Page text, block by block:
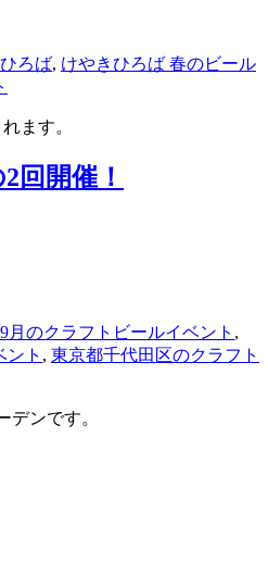
ろば, けやきひろば 春のビール
ます。
回開催！
月のクラフトビールイベント ,
ント , 東京都千代田区のクラフト
ンです。